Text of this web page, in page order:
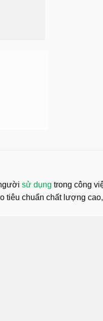
sử dụng trong công
chuẩn chất lượng